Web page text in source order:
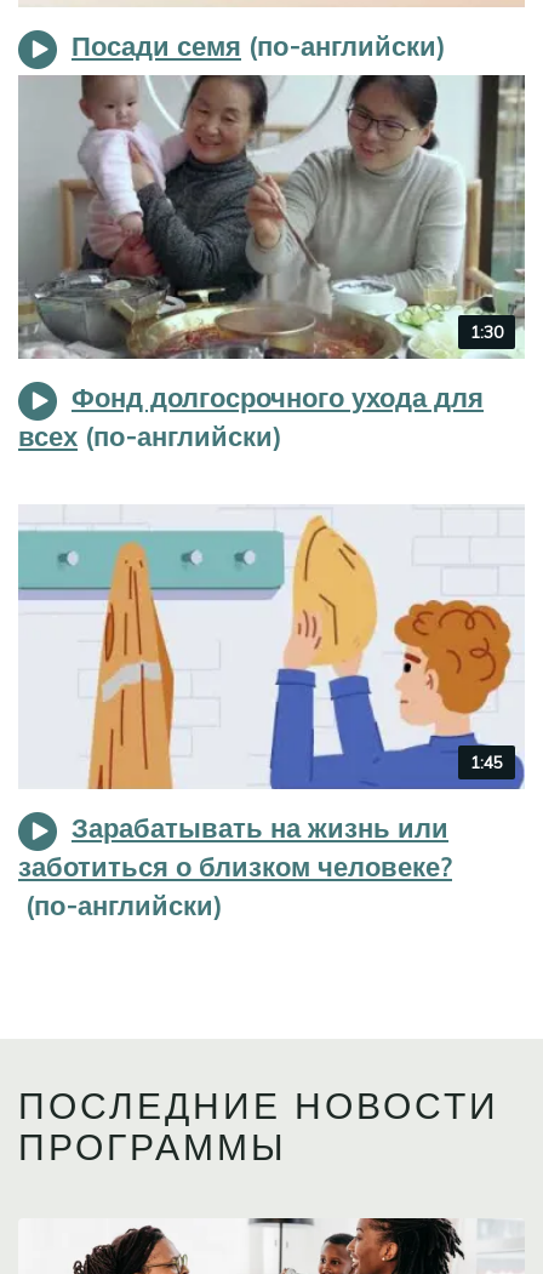
Посади семя
Video
duration
1:30
Фонд долгосрочного ухода для
всех
Video
duration
1:45
Зарабатывать на жизнь или
заботиться о близком человеке?
ПОСЛЕДНИЕ НОВОСТИ
ПРОГРАММЫ